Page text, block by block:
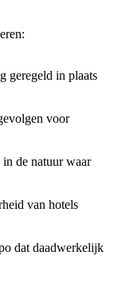
geregeld in plaats
voor
de natuur waar
van hotels
dat daadwerkelijk